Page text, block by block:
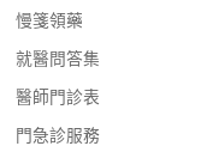
慢箋領藥
就醫問答集
醫師門診表
門急診服務